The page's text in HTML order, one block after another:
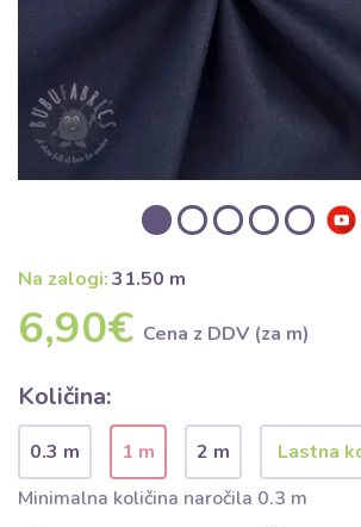
Na zalogi:31.50 m
6,90€ Cena z DDV (za m)
Količina:
0.3 m 1 m
2 m
Minimalna količina naročila 0.3 m